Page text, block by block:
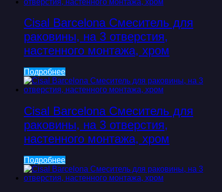
Cisal Barcelona Смеситель для
раковины, на 3 отверстия,
настенного монтажа, хром
Подробнее
Cisal Barcelona Смеситель для
раковины, на 3 отверстия,
настенного монтажа, хром
Подробнее